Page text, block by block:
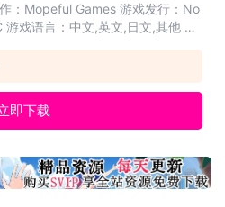
流之都依然不够太平。松松垮垮的
即下载